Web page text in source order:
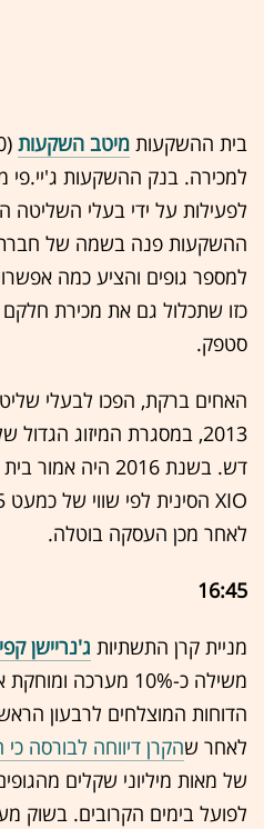
בית ההשקעות מיטב השקעות (13800 ,‎
למכירה. בנק ההשקעות ג'יי.פי
לפעילות על ידי בעלי השליטה
למספר גופים והציע כמה
כזו שתכלול גם את מכירת
סטפק.
האחים ברקת, הפכו לבעלי
2013, במסגרת המיזוג
דש. בשנת 2016
לאחר מכן העסקה בוטלה.
16:45
מניית קרן התשתיות ג'נריישן
משילה כ-10%
הדוחות המוצלחים לרבעון
לאחר שהקרן דיווחה לבורסה
של מאות מיליוני שקלים
לפועל בימים הקרובים. בשוק